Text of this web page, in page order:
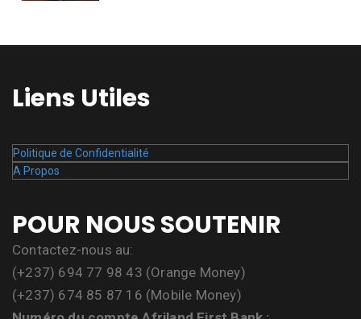
Liens Utiles
Politique de Confidentialité
A Propos
POUR NOUS SOUTENIR
Contactez-nous au:
(+237) 694 77 98 43 (Orange Money)
(+237) 674 85 87 16 (Mobile Money)